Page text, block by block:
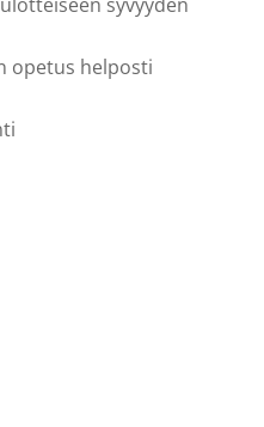
opetus helposti